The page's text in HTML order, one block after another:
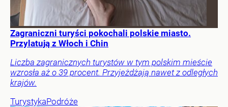
Zagraniczni turyści pokochali polskie miasto.
Przylatują z Włoch i Chin
Liczba zagranicznych turystów w tym polskim mieście
wzrosła aż o 39 procent. Przyjeżdżają nawet z odległych
krajów.
TurystykaPodróże